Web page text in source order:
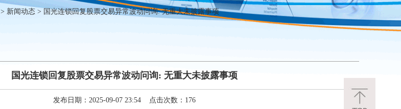
> 新闻动态 > 国光连锁回复股票交易异常波动问询: 无重大未披露事项
国光连锁回复股票交易异常波动问询: 无重大未披露事项
发布日期：2025-09-07 23:54 点击次数：176